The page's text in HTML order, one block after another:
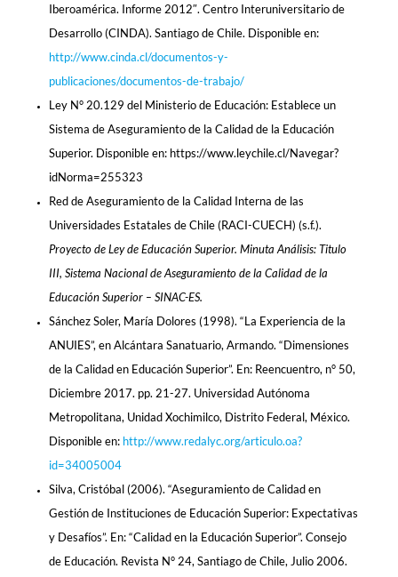
Iberoamérica. Informe 2012″. Centro Interuniversitario de
Desarrollo (CINDA). Santiago de Chile. Disponible en:
http://www.cinda.cl/documentos-y-
publicaciones/documentos-de-trabajo/
Ley N° 20.129 del Ministerio de Educación: Establece un
Sistema de Aseguramiento de la Calidad de la Educación
Superior. Disponible en: https://www.leychile.cl/Navegar?
idNorma=255323
Red de Aseguramiento de la Calidad Interna de las
Universidades Estatales de Chile (RACI-CUECH) (s.f.).
Proyecto de Ley de Educación Superior. Minuta Análisis: Titulo
III, Sistema Nacional de Aseguramiento de la Calidad de la
Educación Superior – SINAC-ES.
Sánchez Soler, María Dolores (1998). “La Experiencia de la
ANUIES”, en Alcántara Sanatuario, Armando. “Dimensiones
de la Calidad en Educación Superior”. En: Reencuentro, n° 50,
Diciembre 2017. pp. 21-27. Universidad Autónoma
Metropolitana, Unidad Xochimilco, Distrito Federal, México.
Disponible en: http://www.redalyc.org/articulo.oa?
id=34005004
Silva, Cristóbal (2006). “Aseguramiento de Calidad en
Gestión de Instituciones de Educación Superior: Expectativas
y Desafíos”. En: “Calidad en la Educación Superior”. Consejo
de Educación. Revista N° 24, Santiago de Chile, Julio 2006.